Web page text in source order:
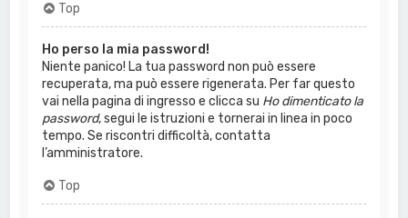
Top
Ho perso la mia password!
Niente panico! La tua password non può essere
recuperata, ma può essere rigenerata. Per far questo
vai nella pagina di ingresso e clicca su Ho dimenticato la
password, segui le istruzioni e tornerai in linea in poco
tempo. Se riscontri difficoltà, contatta
l’amministratore.
Top